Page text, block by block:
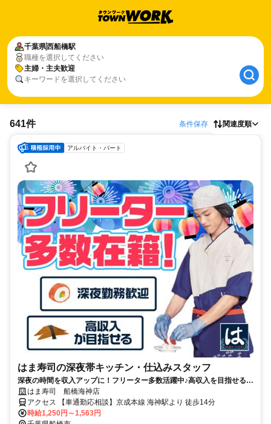
千葉県西船橋駅
職種を選択してください
主婦・主夫歓迎
キーワードを選択してください
641件 条件保存 関連度順
アルバイト・パート
はま寿司の深夜帯キッチン・仕込みスタッフ
深夜の時間を収入アップに！フリーター多数活躍中♪高収入を目指せる環
境です！
はま寿司 船橋海神店
アクセス 【車通勤応相談】京成本線 海神駅より 徒歩14分
時給1,250円～1,563円